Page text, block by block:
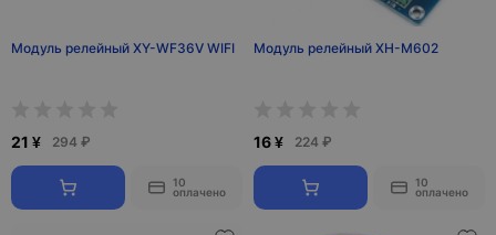
Модуль релейный XY-WF36V WIFI
21 ¥ 294 ₽
10
оплачено
Модуль релейный XH-M602
16 ¥ 224 ₽
10
оплачено